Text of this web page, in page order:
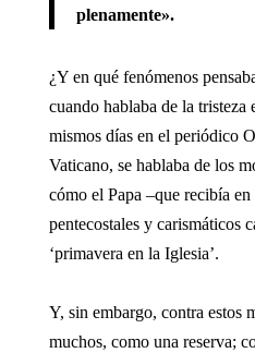
plenamente».
¿Y en qué fenómenos
cuando hablaba de la tristeza
mismos días en el periódico
Vaticano, se hablaba de los
cómo el Papa –que recibía
pentecostales y carismáticos
‘primavera en la Iglesia’.
Y, sin embargo, contra estos
muchos, como una reserva;